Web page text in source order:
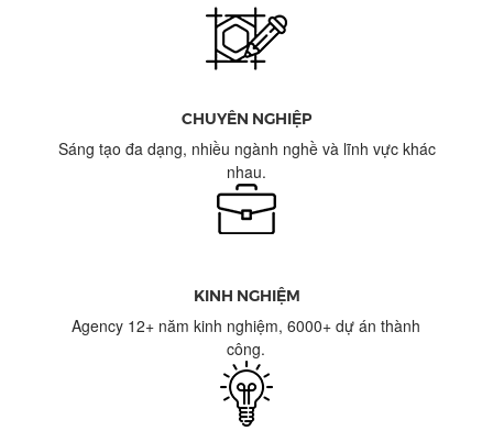
CHUYÊN NGHIỆP
Sáng tạo đa dạng, nhiều ngành nghề và lĩnh vực khác
nhau.
KINH NGHIỆM
Agency 12+ năm kinh nghiệm, 6000+ dự án thành
công.